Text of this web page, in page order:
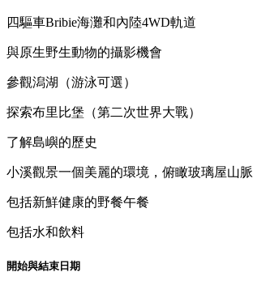
四驅車Bribie海灘和內陸4WD軌道
與原生野生動物的攝影機會
參觀潟湖（游泳可選）
探索布里比堡（第二次世界大戰）
了解島嶼的歷史
小溪觀景一個美麗的環境，俯瞰玻璃屋山脈
包括新鮮健康的野餐午餐
包括水和飲料
開始與結束日期